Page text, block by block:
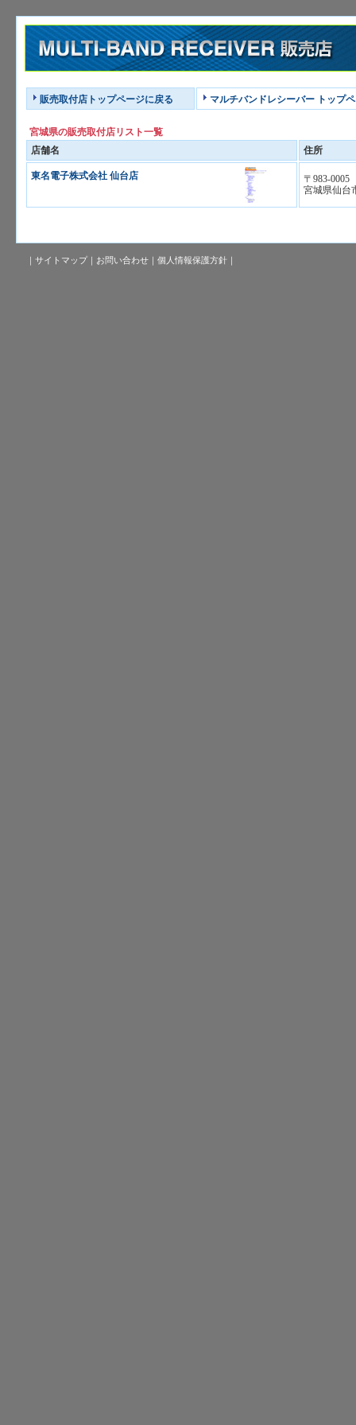
販売取付店トップページに戻る マルチバンドレシーバー トップ
宮城県の販売取付店リスト一覧
店舗名
住所
東名電子株式会社 仙台店
〒983-0005
宮城県仙台
｜ サイトマップ｜ お問い合わせ ｜ 個人情報保護方針 ｜